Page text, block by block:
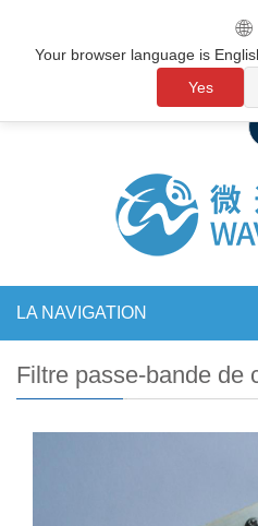
LA NAVIGATION
Filtre passe-bande de
🌐
Your browser language is
Yes